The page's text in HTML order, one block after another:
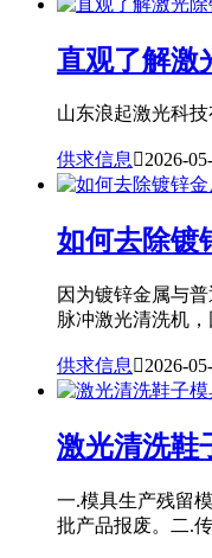
直观了解激
山东浪起激光科
供求信息2026-
如何去除镀
因为镀锌金属与
脉冲激光清洗机
供求信息 2026-
激光清洗鞋
一.模具生产残留
批产品报废。二.